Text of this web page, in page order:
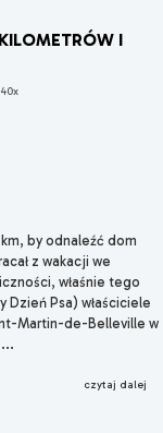
I
by odnaleźć dom
z wakacji we
właśnie tego
Psa) właściciele
Martin-de-Belleville w
czytaj dalej